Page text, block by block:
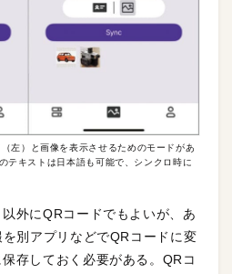
左）と画像を表示させるためのモードがあ
テキストは日本語も可能で、シンクロ時に
外にQRコードでもよいが、あ
別アプリなどでQRコードに変
存しておく必要がある。QRコ